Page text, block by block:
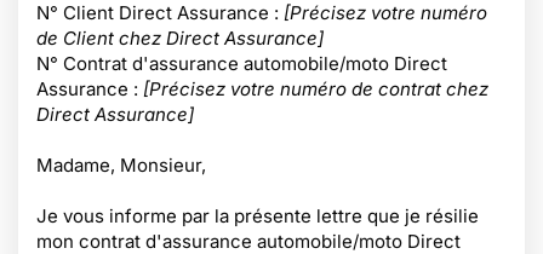
N° Client Direct Assurance : [Précisez votre numéro
de Client chez Direct Assurance]
N° Contrat d'assurance automobile/moto Direct
Assurance : [Précisez votre numéro de contrat chez
Direct Assurance]
Madame, Monsieur,
Je vous informe par la présente lettre que je résilie
mon contrat d'assurance automobile/moto Direct